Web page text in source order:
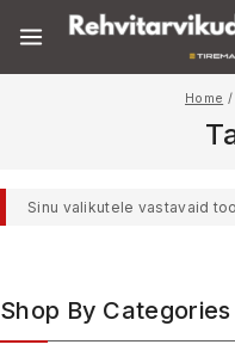
Home /
Sinu valikutele vastavaid
Shop By Categories